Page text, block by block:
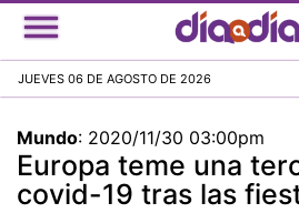
Pasar
al
JUEVES 06 DE AGOSTO DE 2026
Mundo: 2020/11/30 03:00pm
Europa teme una
covid-19 tras las